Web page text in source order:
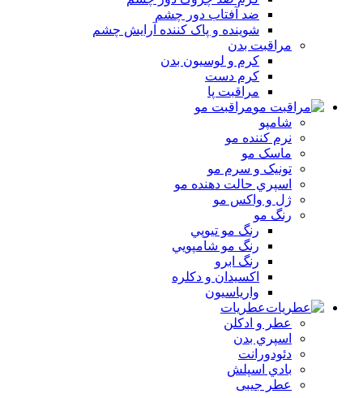
ضد آفتاب دور چشم
شوينده و پاک کننده آرايش چشم
مراقبت بدن
کرم و لوسيون بدن
کرم دست
مراقبت پا
مراقبت مو
شامپو
نرم کننده مو
ماسک مو
تونيک و سرم مو
اسپري حالت دهنده مو
ژل و واکس مو
رنگ مو
رنگ مو تيوپي
رنگ مو شامپويي
رنگ ابرو
اکسيدان و دکلره
وارياسيون
عطریات
عطر و ادکلن
اسپري بدن
دئودورانت
بادي اسپلش
عطر جيبی